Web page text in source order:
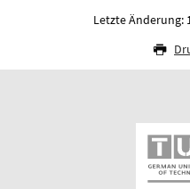
Letzte Änderung: